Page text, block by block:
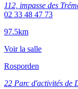
112, impasse des
02 33 48 47 73
97.5km
Voir la salle
Rosporden
22 Parc d'activités de